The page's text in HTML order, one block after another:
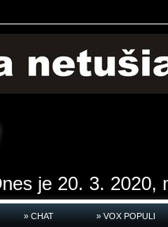
je 20. 3. 2020,
» CHAT » VOX POPULI